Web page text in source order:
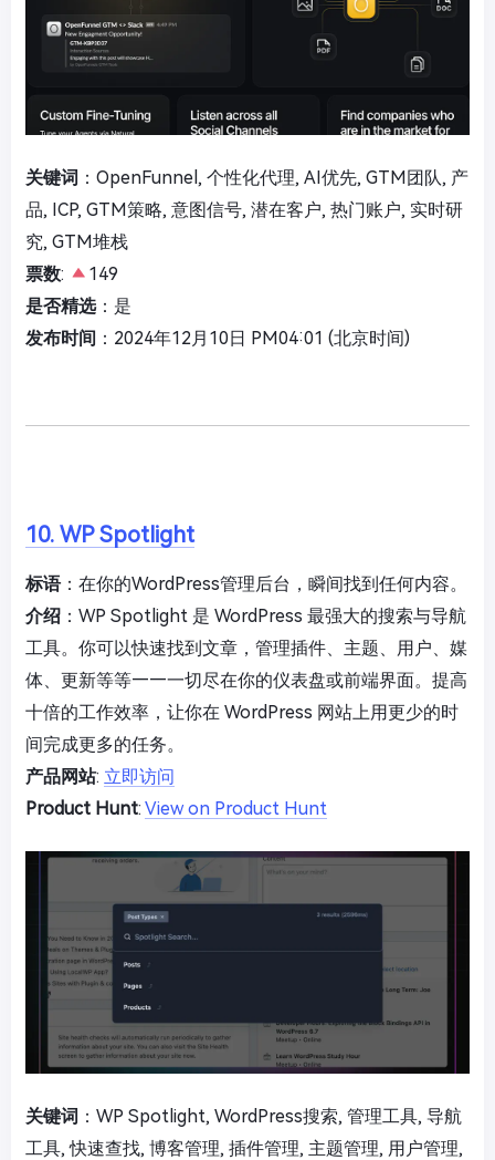
关键词 ：OpenFunnel, 个性化代理, AI优先, GTM团队, 产
品, ICP, GTM策略, 意图信号, 潜在客户, 热门账户, 实时研
究, GTM堆栈
票数:
149
是否精选：是
发布时间 ：2024年12月10日 PM04:01 (北京时间)
10. WP Spotlight
标语：在你的WordPress管理后台，瞬间找到任何内容。
介绍 ：WP Spotlight 是 WordPress 最强大的搜索与导航
工具。你可以快速找到文章，管理插件、主题、用户、媒
体、更新等等——一切尽在你的仪表盘或前端界面。提高
十倍的工作效率，让你在 WordPress 网站上用更少的时
间完成更多的任务。
产品网站: 立即访问
Product Hunt: View on Product Hunt
关键词 ：WP Spotlight, WordPress搜索, 管理工具, 导航
工具, 快速查找, 博客管理, 插件管理, 主题管理, 用户管理,